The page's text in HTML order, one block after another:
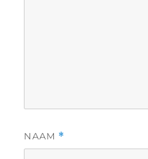
NAAM *